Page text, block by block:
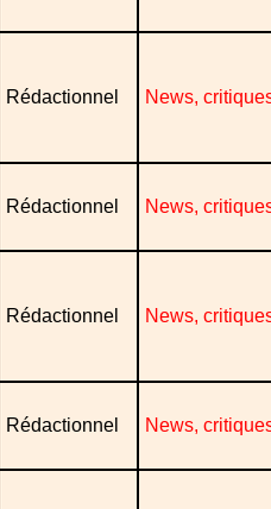
Rédactionnel News,
Rédactionnel News,
Rédactionnel News,
Rédactionnel News,